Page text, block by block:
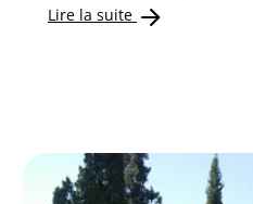
Lire la suite